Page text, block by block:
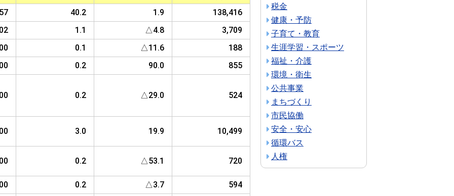
40.2 1.9
138,416
1.1 △4.8
3,709
0.1 △11.6
188
0.2 90.0 855
0.2 △29.0 524
3.0 19.9 10,499
0.2 △53.1 720
0.2 △3.7
594
税金
健康・予防
子育て・教育
生涯学習・スポーツ
福祉・介護
環境・衛生
公共事業
まちづくり
市民協働
安全・安心
循環バス
人権